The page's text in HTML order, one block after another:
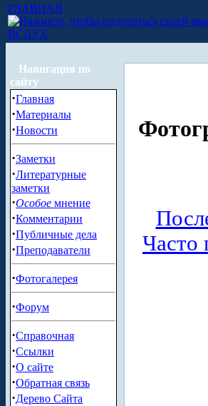
ГЛАВНАЯ
ВСЛУХ
Навигация по
сайту
·Главная
·Материалы
·Новости
·Заметки
·Литературные
заметки
·Особое мнение
·Комментарии
·Публичные дела
·Преподаватели
·Фотогалерея
·Форум
·Справочная
·Ссылки
·О сайте
·Обратная связь
·Дерево Сайта
Часто